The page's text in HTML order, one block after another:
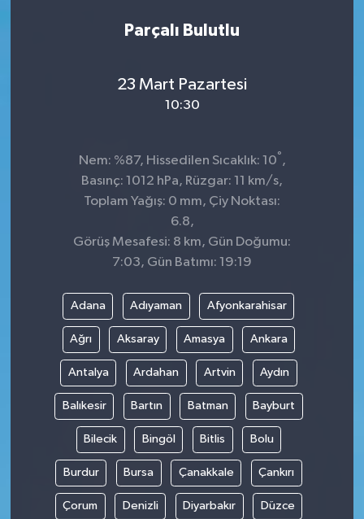
Parçalı Bulutlu
23 Mart Pazartesi
10:30
Nem: %87, Hissedilen Sıcaklık: 10° ,
Basınç: 1012 hPa, Rüzgar: 11 km/s,
Toplam Yağış: 0 mm, Çiy Noktası:
6.8,
Görüş Mesafesi: 8 km, Gün Doğumu:
7:03, Gün Batımı: 19:19
Adana Adıyaman Afyonkarahisar
Ağrı Aksaray Amasya Ankara
Antalya Ardahan Artvin Aydın
Balıkesir Bartın Batman Bayburt
Bilecik Bingöl Bitlis Bolu
Burdur Bursa Çanakkale Çankırı
Çorum Denizli Diyarbakır Düzce